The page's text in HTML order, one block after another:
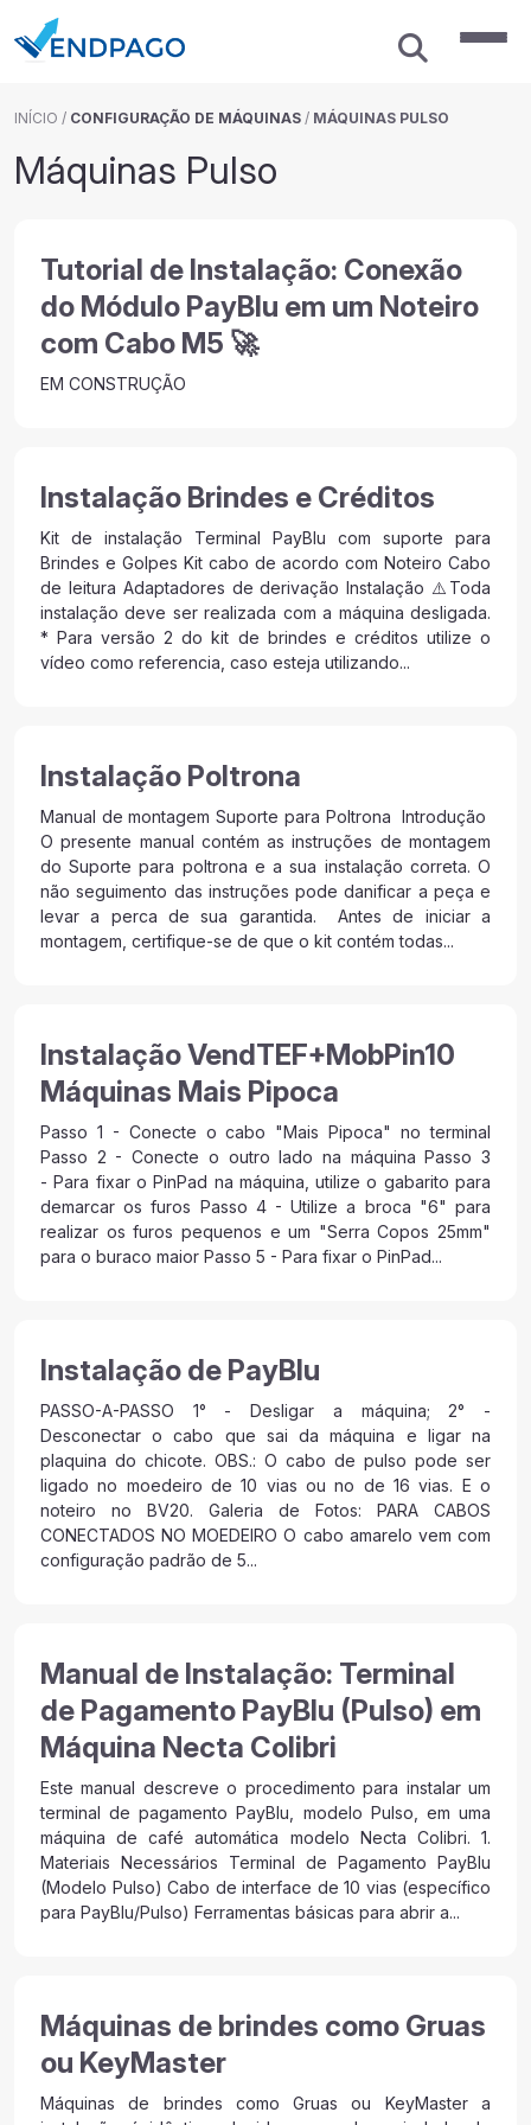
INÍCIO / CONFIGURAÇÃO DE MÁQUINAS / MÁQUINAS PULSO
Máquinas Pulso
Tutorial de Instalação: Conexão
do Módulo PayBlu em um Noteiro
com Cabo M5 🚀
EM CONSTRUÇÃO
Instalação Brindes e Créditos
Kit de instalação Terminal PayBlu com suporte para
Brindes e Golpes Kit cabo de acordo com Noteiro Cabo
de leitura Adaptadores de derivação Instalação ⚠️Toda
instalação deve ser realizada com a máquina desligada.
* Para versão 2 do kit de brindes e créditos utilize o
vídeo como referencia, caso esteja utilizando...
Instalação Poltrona
Manual de montagem Suporte para Poltrona Introdução
O presente manual contém as instruções de montagem
do Suporte para poltrona e a sua instalação correta. O
não seguimento das instruções pode danificar a peça e
levar a perca de sua garantida. Antes de iniciar a
montagem, certifique-se de que o kit contém todas...
Instalação VendTEF+MobPin10
Máquinas Mais Pipoca
Passo 1 - Conecte o cabo "Mais Pipoca" no terminal
Passo 2 - Conecte o outro lado na máquina Passo 3
- Para fixar o PinPad na máquina, utilize o gabarito para
demarcar os furos Passo 4 - Utilize a broca "6" para
realizar os furos pequenos e um "Serra Copos 25mm"
para o buraco maior Passo 5 - Para fixar o PinPad...
Instalação de PayBlu
PASSO-A-PASSO 1° - Desligar a máquina; 2° -
Desconectar o cabo que sai da máquina e ligar na
plaquina do chicote. OBS.: O cabo de pulso pode ser
ligado no moedeiro de 10 vias ou no de 16 vias. E o
noteiro no BV20. Galeria de Fotos: PARA CABOS
CONECTADOS NO MOEDEIRO O cabo amarelo vem com
configuração padrão de 5...
Manual de Instalação: Terminal
de Pagamento PayBlu (Pulso) em
Máquina Necta Colibri
Este manual descreve o procedimento para instalar um
terminal de pagamento PayBlu, modelo Pulso, em uma
máquina de café automática modelo Necta Colibri. 1.
Materiais Necessários Terminal de Pagamento PayBlu
(Modelo Pulso) Cabo de interface de 10 vias (específico
para PayBlu/Pulso) Ferramentas básicas para abrir a...
Máquinas de brindes como Gruas
ou KeyMaster
Máquinas de brindes como Gruas ou KeyMaster a